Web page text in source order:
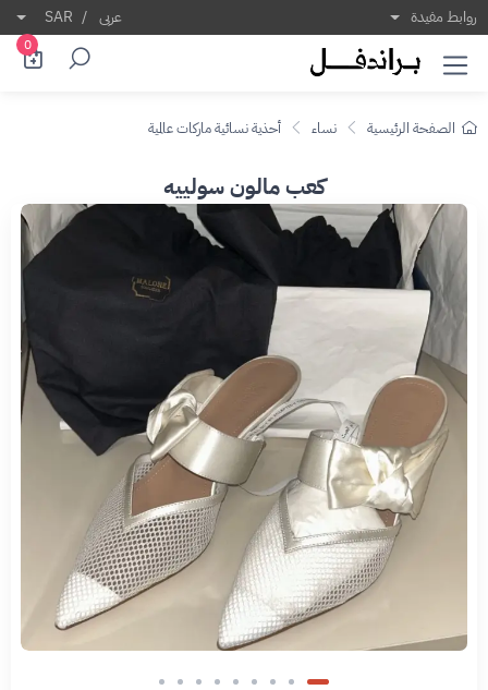
روابط مفيدة عربى /
SAR
0
الصفحة الرئيسية نساء أحذية نسائية ماركات عالمية
كعب مالون سولييه